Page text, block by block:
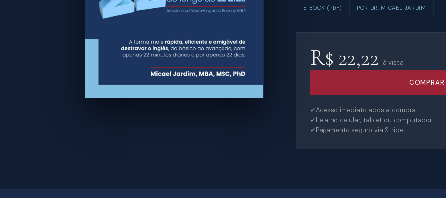
E-BOOK (PDF) POR DR. MICAEL JARDIM
R$ 22,22 à vista
COMPRAR
Acesso imediato após a compra
Leia no celular, tablet ou computador
Pagamento seguro via Stripe